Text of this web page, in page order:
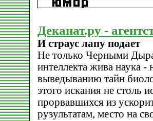
Деканат.ру -
И страус лапу подает
Не только Черными
интеллекта жива наука
выведыванию тайн
этого искания не столь
прорвавшихся из
рузультатам, место на